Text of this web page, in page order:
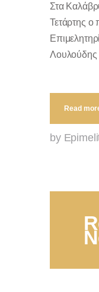
Στα
Τετάρτης ο
Λουλούδης
Read
by